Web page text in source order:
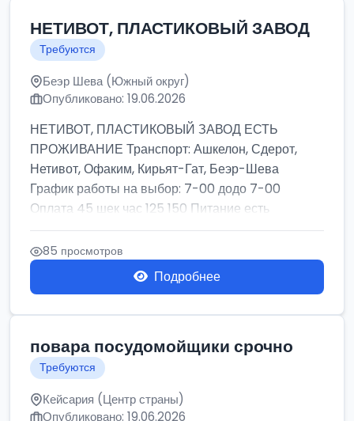
НЕТИВОТ, ПЛАСТИКОВЫЙ ЗАВОД
Требуются
Беэр Шева (Южный округ)
Опубликовано: 19.06.2026
НЕТИВОТ, ПЛАСТИКОВЫЙ ЗАВОД ЕСТЬ
ПРОЖИВАНИЕ Транспорт: Ашкелон, Сдерот,
Нетивот, Офаким, Кирьят-Гат, Беэр-Шева
График работы на выбор: 7-00 додо 7-00
Оплата 45 шек час 125 150 Питание есть
ОФИЦИАЛЬНОЕ ...
85 просмотров
Подробнее
повара посудомойщики срочно
Требуются
Кейсария (Центр страны)
Опубликовано: 19.06.2026